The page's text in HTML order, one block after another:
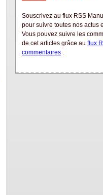
Souscrivez au flux RSS
pour suivre toutes nos actus
Vous pouvez suivre les
de cet articles grâce au flux
commentaires .